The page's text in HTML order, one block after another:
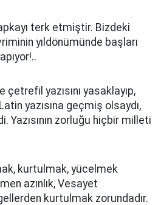
terk etmiştir. Bizdeki
yıldönümünde başları
yazısını yasaklayıp,
yazısına geçmiş olsaydı,
Yazısının zorluğu hiçbir milleti
kurtulmak, yücelmek
azınlık, Vesayet
kurtulmak zorundadır.